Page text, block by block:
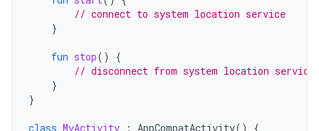
// connect to system location service
}
fun stop()
{
// disconnect from system location service
}
}
class MyActivity : AppCompatActivity()
{